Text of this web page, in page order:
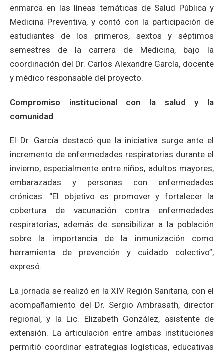
enmarca en las líneas temáticas de Salud Pública y
Medicina Preventiva, y contó con la participación de
estudiantes de los primeros, sextos y séptimos
semestres de la carrera de Medicina, bajo la
coordinación del Dr. Carlos Alexandre García, docente
y médico responsable del proyecto.
Compromiso institucional con la salud y la
comunidad
El Dr. García destacó que la iniciativa surge ante el
incremento de enfermedades respiratorias durante el
invierno, especialmente entre niños, adultos mayores,
embarazadas y personas con enfermedades
crónicas. “El objetivo es promover y fortalecer la
cobertura de vacunación contra enfermedades
respiratorias, además de sensibilizar a la población
sobre la importancia de la inmunización como
herramienta de prevención y cuidado colectivo”,
expresó.
La jornada se realizó en la XIV Región Sanitaria, con el
acompañamiento del Dr. Sergio Ambrasath, director
regional, y la Lic. Elizabeth González, asistente de
extensión. La articulación entre ambas instituciones
permitió coordinar estrategias logísticas, educativas